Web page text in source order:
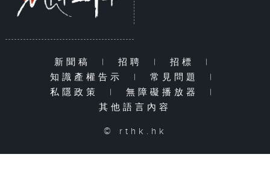
新聞稿 | 招聘 | 招標
|
知識產權告示
| 常見問題
|
私隱政策
| 無障礙播放器
|
其他語言內容
© rthk.hk